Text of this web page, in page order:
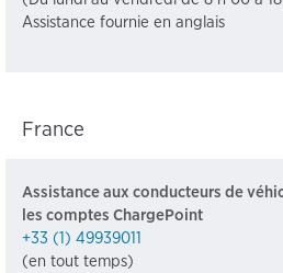
Assistance fournie en anglais
France
Assistance aux conducteurs de
les comptes ChargePoint
+33 (1) 49939011
(en tout temps)